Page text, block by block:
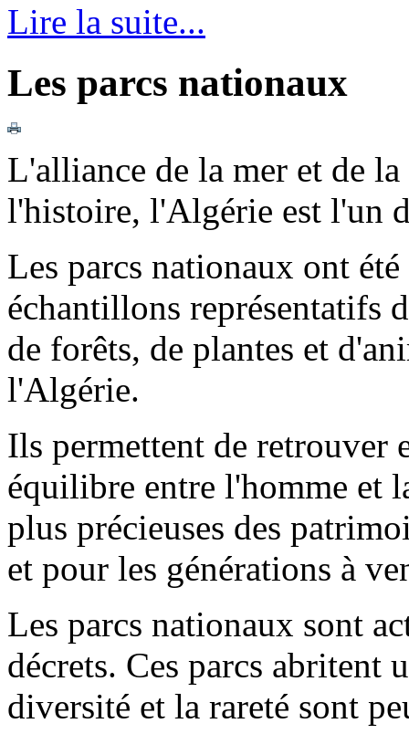
Lire la suite...
Les parcs nationaux
L'alliance de la mer et de
l'histoire, l'Algérie est l'un
Les parcs nationaux ont
échantillons représentatifs
de forêts, de plantes et
l'Algérie.
Ils permettent de retrouver
équilibre entre l'homme et
plus précieuses des
et pour les générations à
Les parcs nationaux sont
décrets. Ces parcs abritent
diversité et la rareté sont